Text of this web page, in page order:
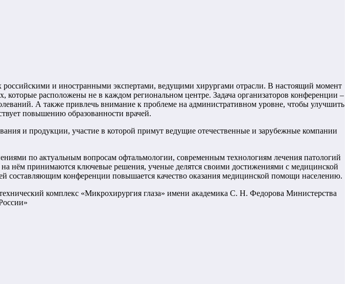
и иностранными экспертами, ведущими хирургами отрасли. В настоящий момент
которые расположены не в каждом региональном центре. Задача организаторов конференции –
А также привлечь внимание к проблеме на административном уровне, чтобы улучшить
повышению образованности врачей.
и продукции, участие в которой примут ведущие отечественные и зарубежные компании
по актуальным вопросам офтальмологии, современным технологиям лечения патологий
нём принимаются ключевые решения, ученые делятся своими достижениями с медицинской
составляющим конференции повышается качество оказания медицинской помощи населению.
ий комплекс «Микрохирургия глаза» имени академика С. Н. Федорова Министерства